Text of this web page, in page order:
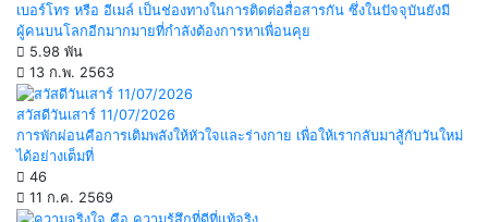
เบอร์โทร หรือ อีเมล์ เป็นช่องทางในการติดต่อสื่อสารกัน ซึ่งในปัจจุบันยังมี
ผู้คนบนโลกอีกมากมายที่กำลังต้องการหาเพื่อนคุย
5.98 พัน
13 ก.พ. 2563
สวัสดีวันเสาร์ 11/07/2026
การพักผ่อนคือการเติมพลังให้หัวใจและร่างกาย เพื่อให้เรากลับมาสู้กับวันใหม่
ได้อย่างเต็มที่
46
11 ก.ค. 2569